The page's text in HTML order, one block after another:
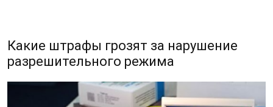
Какие штрафы грозят за нарушение
разрешительного режима